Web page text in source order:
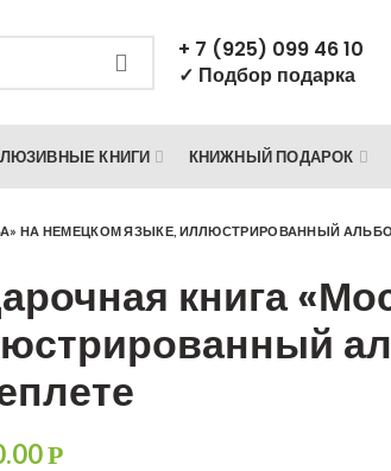
+ 7 (925) 099 46 10
✓ Подбор подарка
КНИГИ КНИЖНЫЙ ПОДАРОК
НА НЕМЕЦКОМ ЯЗЫКЕ, ИЛЛЮСТРИРОВАННЫЙ
книга
Р